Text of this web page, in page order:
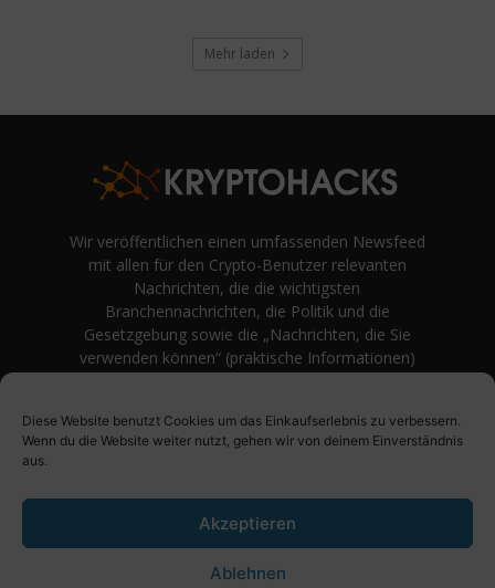
Diese Website benutzt Cookies um das Einkaufserlebnis zu verbessern.
Wenn du die Website weiter nutzt, gehen wir von deinem Einverständnis
aus.
Akzeptieren
Ablehnen
Mehr laden
Wir veröffentlichen einen umfassenden Newsfeed
mit allen für den Crypto-Benutzer relevanten
Nachrichten, die die wichtigsten
Branchennachrichten, die Politik und die
Gesetzgebung sowie die „Nachrichten, die Sie
verwenden können“ (praktische Informationen)
Meinungen rund um Kryptowährung. Einfache
Logik und Beispiele aus der Praxis werden vor
bevorzugt.